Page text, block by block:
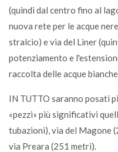
(quindi dal centro fino al
nuova rete per le acque
stralcio) e via del Liner
potenziamento e
raccolta delle acque
IN TUTTO saranno posati
«pezzi» più significativi
tubazioni), via del Magone
via Preara (251 metri).